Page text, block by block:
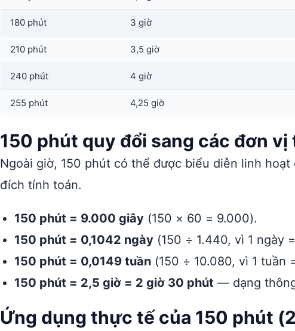
180 phút 3 giờ
210 phút 3,5 giờ
240 phút 4 giờ
255 phút 4,25 giờ
150 phút quy đổi sang các đơn vị
Ngoài giờ, 150 phút có thể được biểu diễn linh
đích tính toán.
150 phút = 9.000 giây (150 × 60 = 9.000).
150 phút = 0,1042 ngày (150 ÷ 1.440, vì 1 ngày
150 phút = 0,0149 tuần (150 ÷ 10.080, vì 1 tuần
150 phút = 2,5 giờ = 2 giờ 30 phút — dạng
Ứng dụng thực tế của 150 phút